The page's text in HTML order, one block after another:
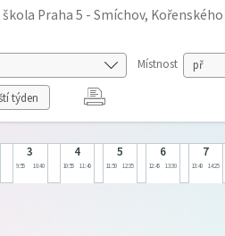
Praha 5 - Smíchov,
Místnost
týden
3
9:55 10:40
4
10:55 11:40
5
11:50 12:35
6
12:45 13:30
7
13:40 14:25